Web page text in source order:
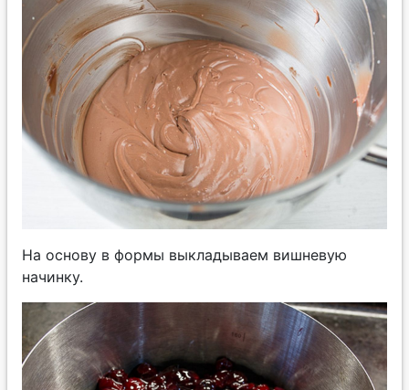
На основу в формы выкладываем вишневую
начинку.